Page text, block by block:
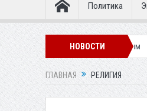
Политика
НОВОСТИ
покупателям Экс-
ГЛАВНАЯ РЕЛИГИЯ